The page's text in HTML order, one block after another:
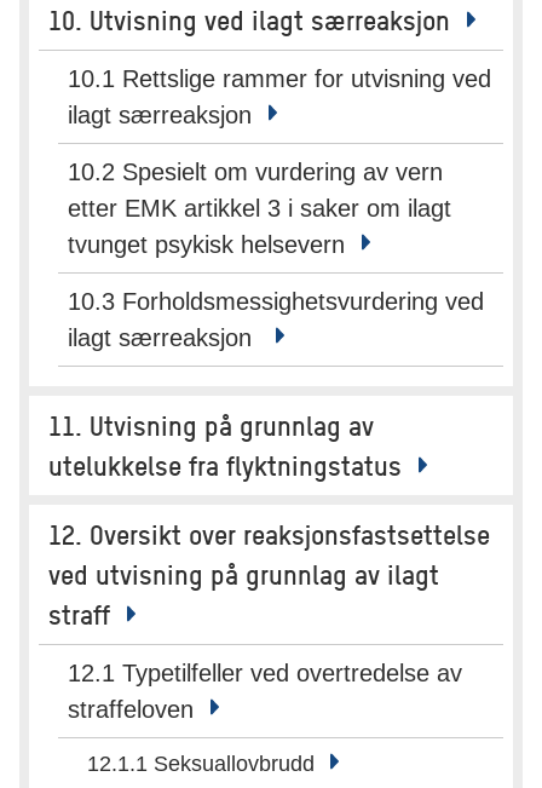
10. Utvisning ved ilagt særreaksjon
10.1 Rettslige rammer for utvisning ved
ilagt særreaksjon
10.2 Spesielt om vurdering av vern
etter EMK artikkel 3 i saker om ilagt
tvunget psykisk helsevern
10.3 Forholdsmessighetsvurdering ved
ilagt særreaksjon
11. Utvisning på grunnlag av
utelukkelse fra flyktningstatus
12. Oversikt over reaksjonsfastsettelse
ved utvisning på grunnlag av ilagt
straff
12.1 Typetilfeller ved overtredelse av
straffeloven
12.1.1 Seksuallovbrudd